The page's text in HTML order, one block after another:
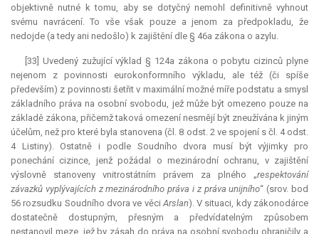
objektivně nutné k tomu, aby se dotyčný nemohl definitivně vyhnout
svému navrácení. To vše však pouze a jenom za předpokladu, že
nedojde (a tedy ani nedošlo) k zajištění dle § 46a zákona o azylu.
[33] Uvedený zužující výklad § 124a zákona o pobytu cizinců plyne
nejenom z povinnosti eurokonformního výkladu, ale též (či spíše
především) z povinnosti šetřit v maximální možné míře podstatu a smysl
základního práva na osobní svobodu, jež může být omezeno pouze na
základě zákona, přičemž taková omezení nesmějí být zneužívána k jiným
účelům, než pro které byla stanovena (čl. 8 odst. 2 ve spojení s čl. 4 odst.
4 Listiny). Ostatně i podle Soudního dvora musí být výjimky pro
ponechání cizince, jenž požádal o mezinárodní ochranu, v zajištění
výslovně stanoveny vnitrostátním právem za plného „respektování
závazků vyplývajících z mezinárodního práva i z práva unijního“ (srov. bod
56 rozsudku Soudního dvora ve věciArslan). V situaci, kdy zákonodárce
dostatečně dostupným, přesným a předvídatelným způsobem
nestanovil meze, jež by zásah do práva na osobní svobodu ohraničily a